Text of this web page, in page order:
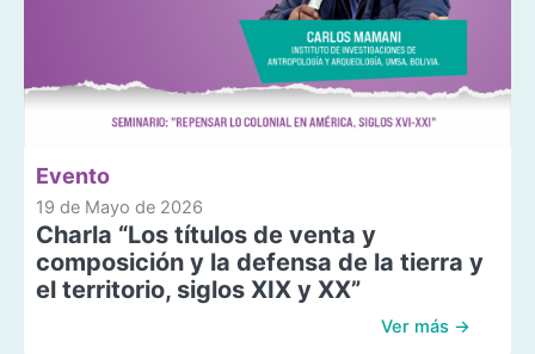
Evento
19 de Mayo de 2026
Charla “Los títulos de venta y
composición y la defensa de la tierra y
el territorio, siglos XIX y XX”
Ver más →